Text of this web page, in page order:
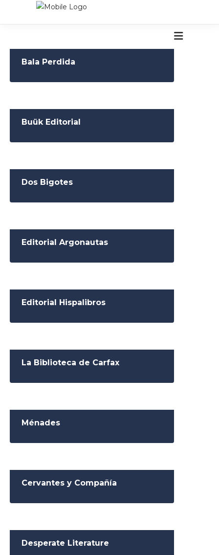
Bala Perdida
Buük Editorial
Dos Bigotes
Editorial Argonautas
Editorial Hispalibros
La Biblioteca de Carfax
Ménades
Cervantes y Compañía
Desperate Literature